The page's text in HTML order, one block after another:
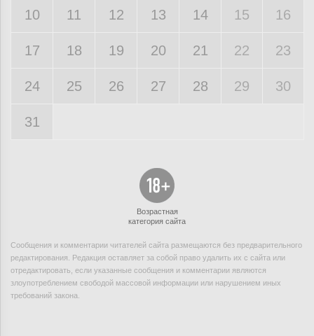
10 11 12 13 14 15 16
17 18 19 20 21 22 23
24 25 26 27 28 29 30
31
Возрастная
категория сайта
Сообщения и комментарии читателей сайта размещаются без предварительного
редактирования. Редакция оставляет за собой право удалить их с сайта или
отредактировать, если указанные сообщения и комментарии являются
злоупотреблением свободой массовой информации или нарушением иных
требований закона.